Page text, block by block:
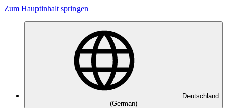
Zum Hauptinhalt springen
Deutschland
(German)